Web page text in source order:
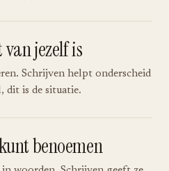
jezelf is
Schrijven helpt onderscheid
dit is de situatie.
benoemen